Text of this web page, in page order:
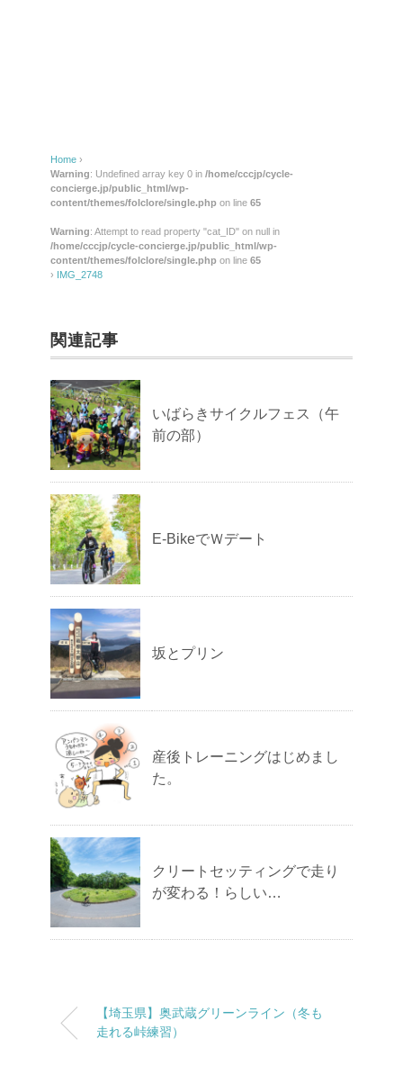
Home ›
Warning: Undefined array key 0 in /home/cccjp/cycle-
concierge.jp/public_html/wp-
content/themes/folclore/single.php on line 65
Warning: Attempt to read property "cat_ID" on null in
/home/cccjp/cycle-concierge.jp/public_html/wp-
content/themes/folclore/single.php on line 65
› IMG_2748
関連記事
いばらきサイクルフェス（午
前の部）
E-BikeでＷデート
坂とプリン
産後トレーニングはじめまし
た。
クリートセッティングで走り
が変わる！らしい…
【埼玉県】奥武蔵グリーンライン（冬も
走れる峠練習）